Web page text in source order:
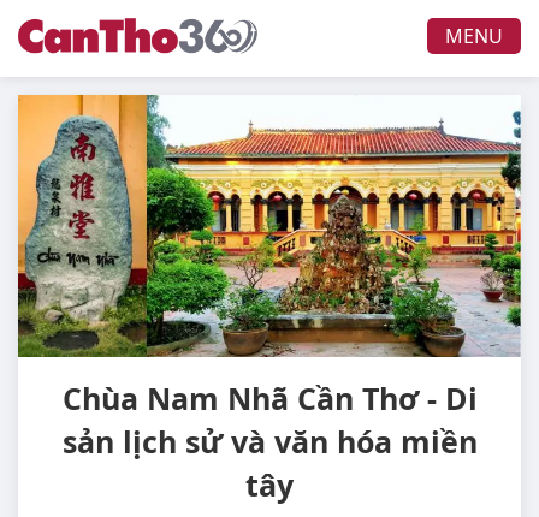
MENU
Chùa Nam Nhã Cần Thơ - Di
sản lịch sử và văn hóa miền
tây